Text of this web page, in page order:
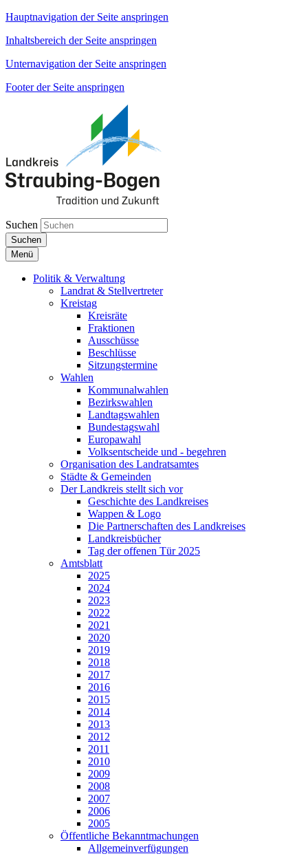
Hauptnavigation der Seite anspringen
Inhaltsbereich der Seite anspringen
Unternavigation der Seite anspringen
Footer der Seite anspringen
Suchen
Suchen
Menü
Politik & Verwaltung
Landrat & Stellvertreter
Kreistag
Kreisräte
Fraktionen
Ausschüsse
Beschlüsse
Sitzungstermine
Wahlen
Kommunalwahlen
Bezirkswahlen
Landtagswahlen
Bundestagswahl
Europawahl
Volksentscheide und - begehren
Organisation des Landratsamtes
Städte & Gemeinden
Der Landkreis stellt sich vor
Geschichte des Landkreises
Wappen & Logo
Die Partnerschaften des Landkreises
Landkreisbücher
Tag der offenen Tür 2025
Amtsblatt
2025
2024
2023
2022
2021
2020
2019
2018
2017
2016
2015
2014
2013
2012
2011
2010
2009
2008
2007
2006
2005
Öffentliche Bekanntmachungen
Allgemeinverfügungen